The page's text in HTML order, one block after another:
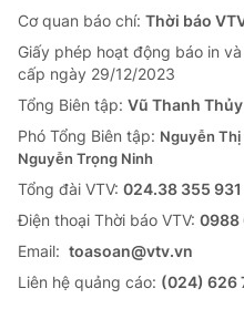
Cơ quan báo chí: Thời báo
Giấy phép hoạt động báo in
cấp ngày 29/12/2023
Tổng Biên tập: Vũ Thanh Thủy
Phó Tổng Biên tập: Nguyễn Thị
Nguyễn Trọng Ninh
Tổng đài VTV: 024.38 355
Ðiện thoại Thời báo VTV: 0988
Email: toasoan@vtv.vn
Liên hệ quảng cáo: (024) 626